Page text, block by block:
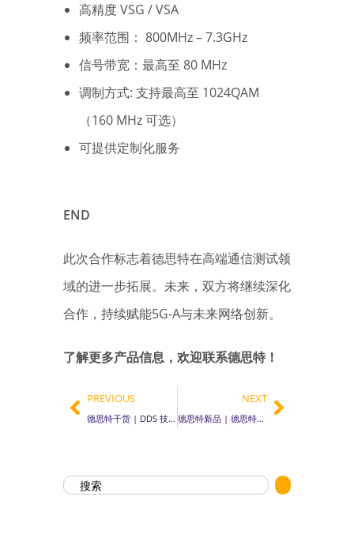
高精度 VSG / VSA
频率范围： 800MHz – 7.3GHz
信号带宽：最高至 80 MHz
调制方式: 支持最高至 1024QAM
（160 MHz 可选）
可提供定制化服务
END
此次合作标志着德思特在高端通信测试领
域的进一步拓展。未来，双方将继续深化
合作，持续赋能5G-A与未来网络创新。
了解更多产品信息，欢迎联系德思特！
PREVIOUS
德思特干货 | DDS 技术深度解析系列（一）：多音信号生成与客制化频率斜率
NEXT
德思特新品 | 德思特隆重发布GTS-P7 GNSS 模拟器，开启自主研发新篇章